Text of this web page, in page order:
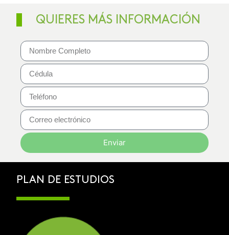
QUIERES MÁS INFORMACIÓN
Enviar
PLAN DE ESTUDIOS